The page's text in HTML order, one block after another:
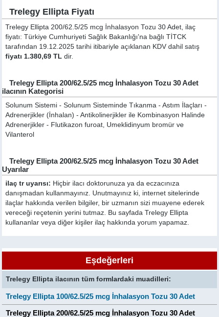
Trelegy Ellipta Fiyatı
Trelegy Ellipta 200/62.5/25 mcg İnhalasyon Tozu 30 Adet, ilaç
fiyatı: Türkiye Cumhuriyeti Sağlık Bakanlığı'na bağlı TİTCK
tarafından 19.12.2025 tarihi itibariyle açıklanan KDV dahil satış
fiyatı 1.380,69 TL dir.
Trelegy Ellipta 200/62.5/25 mcg İnhalasyon Tozu 30 Adet
ilacının Kategorisi
Solunum Sistemi - Solunum Sisteminde Tıkanma - Astım İlaçları -
Adrenerjikler (İnhalan) - Antikolinerjikler ile Kombinasyon Halinde
Adrenerjikler - Flutikazon furoat, Umeklidinyum bromür ve
Vilanterol
Trelegy Ellipta 200/62.5/25 mcg İnhalasyon Tozu 30 Adet
Uyarılar
ilaç tr uyarısı: Hiçbir ilacı doktorunuza ya da eczacınıza
danışmadan kullanmayınız. Unutmayınız ki, internet sitelerinde
ilaçlar hakkında verilen bilgiler, bir uzmanın sizi muayene ederek
vereceği reçetenin yerini tutmaz. Bu sayfada Trelegy Ellipta
kullananlar veya diğer kişiler ilaç hakkında yorum yapamaz.
Eşdeğerleri
Trelegy Ellipta ilacının tüm formlardaki muadilleri:
Trelegy Ellipta 100/62.5/25 mcg İnhalasyon Tozu 30 Adet
Trelegy Ellipta 200/62.5/25 mcg İnhalasyon Tozu 30 Adet